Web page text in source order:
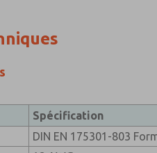
Spécification
DIN EN 175301-803